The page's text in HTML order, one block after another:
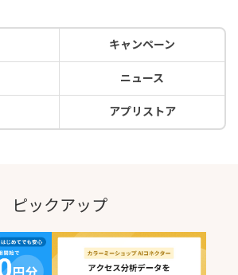
キャンペーン
ニュース
アプリストア
ピックアップ